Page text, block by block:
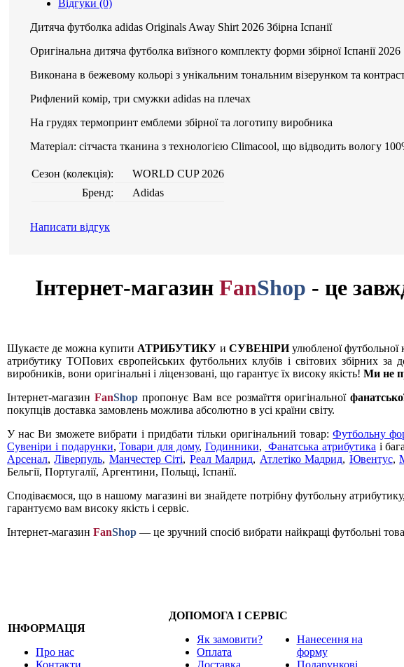
Відгуки (0)
Дитяча футболка adidas Originals Away Shirt 2026 Збірна Іспанії
Оригінальна дитяча футболка виїзного комплекту форми збірної Іспанії 2026
Виконана в бежевому кольорі з унікальним тональним візерунком та
Рифлений комір, три смужки adidas на плечах
На грудях термопринт емблеми збірної та логотипу виробника
Матеріал: сітчаста тканина з технологією Climacool, що відводить вологу
Сезон (колекція):
WORLD CUP 2026
Бренд:
Adidas
Написати відгук
Інтернет-магазин FanShop - це
Шукаєте де можна купити АТРИБУТИКУ и СУВЕНІРИулюбленої футбольної
атрибутику ТОПових європейських футбольних клубів і світових збірних
виробників, вони оригінальні і ліцензовані, що гарантує їх високу якість! Ми не
Інтернет-магазин FanShopпропонує Вам все розмаїття оригінальної
покупців доставка замовлень можлива абсолютно в усі країни світу.
У нас Ви зможете вибрати і придбати тільки оригінальний товар:Футбольну
Сувеніри і подарунки,Товари для дому, Годинники, Фанатська атрибутика і
Арсенал,Ліверпуль, Манчестер Сіті, Реал Мадрид, Атлетіко Мадрид, Ювентус,
Бельгії, Португалії, Аргентини, Польщі, Іспанії.
Сподіваємося, що в нашому магазині ви знайдете потрібну футбольну
гарантуємо вам високу якість і сервіс.
Інтернет-магазин FanShop — це зручний спосіб вибрати найкращі футбольні
ІНФОРМАЦІЯ
Про нас
Контакти
ДОПОМОГА І СЕРВІС
Як замовити?
Оплата
Доставка
Нанесення на
форму
Подарункові